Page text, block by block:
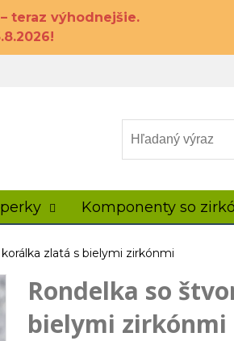
teraz výhodnejšie.
Komponenty so
zlatá s bielymi zirkónmi
Rondelka so
bielymi zirkónmi